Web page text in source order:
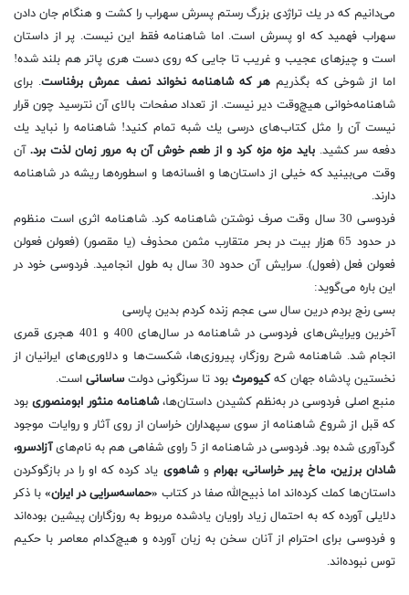
می‌دانیم كه در یك تراژدی بزرگ رستم پسرش سهراب را كشت و هنگام جان دادن
سهراب فهمید كه او پسرش است. اما شاهنامه فقط این نیست. پر از داستان
است و چیزهای عجیب و غریب تا جایی كه روی دست هری پاتر هم بلند شده!
اما از شوخی كه بگذریم هر كه شاهنامه نخواند نصف عمرش برفناست. برای
شاهنامه‌خوانی هیچ‌وقت دیر نیست. از تعداد صفحات بالای آن نترسید چون قرار
نیست آن را مثل كتاب‌های درسی یك شبه تمام كنید! شاهنامه را نباید یك
دفعه سر كشید. باید مزه مزه كرد و از طعم خوش آن به مرور زمان لذت برد. آن
وقت می‌بینید كه خیلی از داستان‌ها و افسانه‌ها و اسطوره‌ها ریشه در شاهنامه
دارند.
فردوسی 30 سال وقت صرف نوشتن شاهنامه كرد. شاهنامه اثری است منظوم
در حدود 65 هزار بیت در بحر متقارب مثمن محذوف (یا مقصور) (فعولن فعولن
فعولن فعل (فعول). سرایش آن حدود 30 ‌سال به طول انجامید. فردوسی خود در
این باره می‌گوید:
بسی رنج بردم درین سال سی عجم زنده كردم بدین پارسی
آخرین ویرایش‌های فردوسی در شاهنامه در سال‌های 400 و 401 هجری قمری
انجام شد. شاهنامه شرح روزگار، پیروزی‌ها، شكست‌ها و دلاوری‌های ایرانیان از
نخستین پادشاه جهان كهكیومرث بود تا سرنگونی دولتساسانی است.
منبع اصلی فردوسی در به‌نظم كشیدن داستان‌ها،شاهنامه منثور ابومنصوریبود
كه قبل از شروع شاهنامه از سوی سپهداران خراسان از روی آثار و روایات موجود
گردآوری شده بود. فردوسی در شاهنامه از 5 راوی شفاهی هم به نام‌های
آزادسرو،
شادان برزین، ماخ پیر خراسانی، بهرام وشاهوی یاد كرده كه او را در بازگوكردن
داستان‌‌ها كمك كرده‌اند اما ذبیح‌الله صفا در كتاب «حماسه‌سرایی در ایران» با ذكر
دلایلی آورده كه به احتمال زیاد راویان یادشده مربوط به روزگاران پیشین بوده‌اند
و فردوسی برای احترام از آنان سخن به زبان آورده و هیچ‌كدام معاصر با حكیم
توس نبوده‌اند.